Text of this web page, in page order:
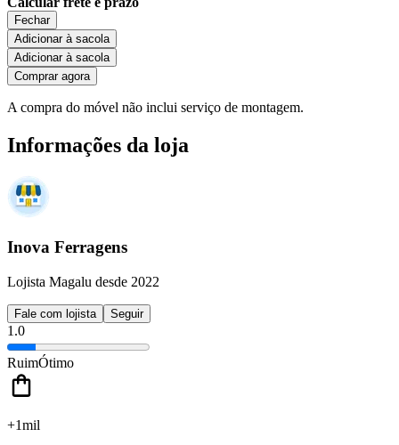
Fechar
Adicionar à sacola
Adicionar à sacola
Comprar agora
A compra do móvel não inclui serviço de montagem.
Informações da loja
Inova Ferragens
Lojista Magalu desde 2022
Fale com lojista Seguir
1.0
RuimÓtimo
+1mil